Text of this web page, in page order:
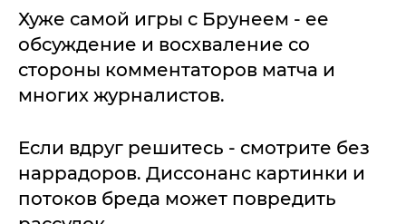
Хуже самой игры с Брунеем - ее
обсуждение и восхваление со
стороны комментаторов матча и
многих журналистов.
Если вдруг решитесь - смотрите без
наррадоров. Диссонанс картинки и
потоков бреда может повредить